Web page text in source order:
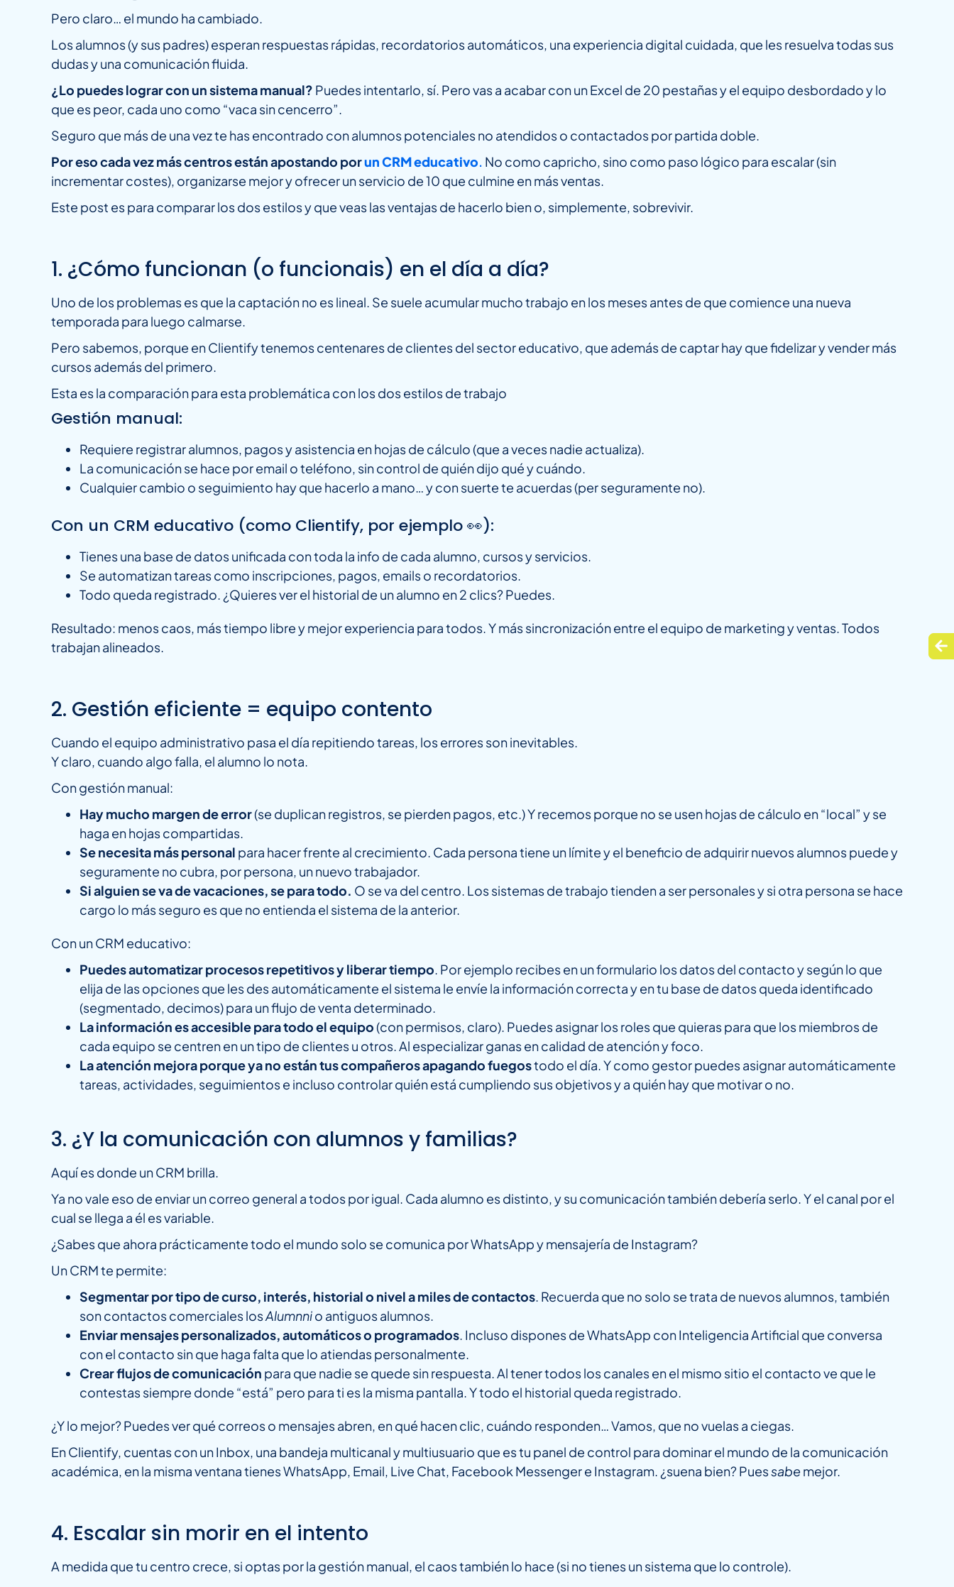
Pero claro… el mundo ha cambiado.
Los alumnos (y sus padres) esperan respuestas rápidas, recordatorios automáticos, una experiencia digital cuidada, que les resuelva todas sus
dudas y una comunicación fluida.
¿Lo puedes lograr con un sistema manual? Puedes intentarlo, sí. Pero vas a acabar con un Excel de 20 pestañas y el equipo desbordado y lo
que es peor, cada uno como “vaca sin cencerro”.
Seguro que más de una vez te has encontrado con alumnos potenciales no atendidos o contactados por partida doble.
Por eso cada vez más centros están apostando porun CRM educativo. No como capricho, sino como paso lógico para escalar (sin
incrementar costes), organizarse mejor y ofrecer un servicio de 10 que culmine en más ventas.
Este post es para comparar los dos estilos y que veas las ventajas de hacerlo bien o, simplemente, sobrevivir.
1. ¿Cómo funcionan (o funcionais) en el día a día?
Uno de los problemas es que la captación no es lineal. Se suele acumular mucho trabajo en los meses antes de que comience una nueva
temporada para luego calmarse.
Pero sabemos, porque en Clientify tenemos centenares de clientes del sector educativo, que además de captar hay que fidelizar y vender más
cursos además del primero.
Esta es la comparación para esta problemática con los dos estilos de trabajo
Gestión manual:
Requiere registrar alumnos, pagos y asistencia en hojas de cálculo (que a veces nadie actualiza).
La comunicación se hace por email o teléfono, sin control de quién dijo qué y cuándo.
Cualquier cambio o seguimiento hay que hacerlo a mano… y con suerte te acuerdas (per seguramente no).
Con un CRM educativo (como Clientify, por ejemplo 👀):
Tienes una base de datos unificada con toda la info de cada alumno, cursos y servicios.
Se automatizan tareas como inscripciones, pagos, emails o recordatorios.
Todo queda registrado. ¿Quieres ver el historial de un alumno en 2 clics? Puedes.
Resultado: menos caos, más tiempo libre y mejor experiencia para todos. Y más sincronización entre el equipo de marketing y ventas. Todos
trabajan alineados.
2. Gestión eficiente = equipo contento
Cuando el equipo administrativo pasa el día repitiendo tareas, los errores son inevitables.
Y claro, cuando algo falla, el alumno lo nota.
Con gestión manual:
Hay mucho margen de error(se duplican registros, se pierden pagos, etc.) Y recemos porque no se usen hojas de cálculo en “local” y se
haga en hojas compartidas.
Se necesita más personal para hacer frente al crecimiento. Cada persona tiene un límite y el beneficio de adquirir nuevos alumnos puede y
seguramente no cubra, por persona, un nuevo trabajador.
Si alguien se va de vacaciones, se para todo. O se va del centro. Los sistemas de trabajo tienden a ser personales y si otra persona se hace
cargo lo más seguro es que no entienda el sistema de la anterior.
Con un CRM educativo:
Puedes automatizar procesos repetitivos y liberar tiempo. Por ejemplo recibes en un formulario los datos del contacto y según lo que
elija de las opciones que les des automáticamente el sistema le envíe la información correcta y en tu base de datos queda identificado
(segmentado, decimos) para un flujo de venta determinado.
La información es accesible para todo el equipo(con permisos, claro). Puedes asignar los roles que quieras para que los miembros de
cada equipo se centren en un tipo de clientes u otros. Al especializar ganas en calidad de atención y foco.
La atención mejora porque ya no están tus compañeros apagando fuegostodo el día. Y como gestor puedes asignar automáticamente
tareas, actividades, seguimientos e incluso controlar quién está cumpliendo sus objetivos y a quién hay que motivar o no.
3. ¿Y la comunicación con alumnos y familias?
Aquí es donde un CRM brilla.
Ya no vale eso de enviar un correo general a todos por igual. Cada alumno es distinto, y su comunicación también debería serlo. Y el canal por el
cual se llega a él es variable.
¿Sabes que ahora prácticamente todo el mundo solo se comunica por WhatsApp y mensajería de Instagram?
Un CRM te permite:
Segmentar por tipo de curso, interés, historial o nivel a miles de contactos. Recuerda que no solo se trata de nuevos alumnos, también
son contactos comerciales losAlumnnio antiguos alumnos.
Enviar mensajes personalizados, automáticos o programados. Incluso dispones de WhatsApp con Inteligencia Artificial que conversa
con el contacto sin que haga falta que lo atiendas personalmente.
Crear flujos de comunicación para que nadie se quede sin respuesta. Al tener todos los canales en el mismo sitio el contacto ve que le
contestas siempre donde “está” pero para ti es la misma pantalla. Y todo el historial queda registrado.
¿Y lo mejor? Puedes ver qué correos o mensajes abren, en qué hacen clic, cuándo responden… Vamos, que no vuelas a ciegas.
En Clientify, cuentas con un Inbox, una bandeja multicanal y multiusuario que es tu panel de control para dominar el mundo de la comunicación
académica, en la misma ventana tienes WhatsApp, Email, Live Chat, Facebook Messenger e Instagram. ¿suena bien? Puessabemejor.
4. Escalar sin morir en el intento
A medida que tu centro crece, si optas por la gestión manual, el caos también lo hace (si no tienes un sistema que lo controle).